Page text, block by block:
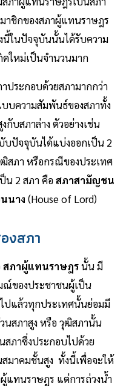
าชิกของสภาผู้แทนราษฎร
นี้ในปัจจุบันนั้นได้รับความ
ดใหม่เป็นจำนวนมาก
ประกอบด้วยสภามากกว่า
บความสัมพันธ์ของสภาทั้ง
บสภาล่าง ตัวอย่างเช่น
บปัจจุบันได้แบ่งออกเป็น 2
สภา หรือกรณีของประเทศ
น 2 สภา คือสภาสามัญชน
นาง (House of Lord)
งสภา
สภาผู้แทนราษฎรนั้น มี
ณ์ของประชาชนผู้เป็น
ไปแล้วทุกประเทศนั้นย่อมมี
สภาสูง หรือ วุฒิสภานั้น
สภาซึ่งประกอบไปด้วย
มาคมชั้นสูง ทั้งนี้เพื่อจะให้
แทนราษฎร แต่การถ่วงน้ำ